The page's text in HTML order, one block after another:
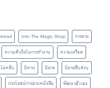
Into The Magic Shop
การขาย
ความสำเร็จในการทำงาน
ความเครียด
ม่หลับ นิทาน นิยาย
นิยายสืบสวน
ประโยชน์การอ่านหนังสือ
พัฒนาตัวเอง